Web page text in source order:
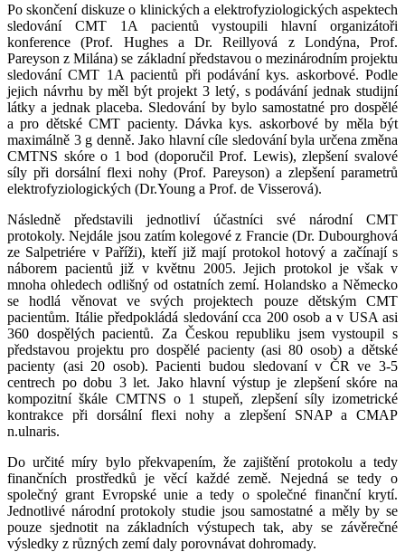
Po skončení diskuze o klinických a elektrofyziologických aspektech
sledování CMT 1A pacientů vystoupili hlavní organizátoři
konference (Prof. Hughes a Dr. Reillyová z Londýna, Prof.
Pareyson z Milána) se základní představou o mezinárodním projektu
sledování CMT 1A pacientů při podávání kys. askorbové. Podle
jejich návrhu by měl být projekt 3 letý, s podávání jednak studijní
látky a jednak placeba. Sledování by bylo samostatné pro dospělé
a pro dětské CMT pacienty. Dávka kys. askorbové by měla být
maximálně 3 g denně. Jako hlavní cíle sledování byla určena změna
CMTNS skóre o 1 bod (doporučil Prof. Lewis), zlepšení svalové
síly při dorsální flexi nohy (Prof. Pareyson) a zlepšení parametrů
elektrofyziologických (Dr.Young a Prof. de Visserová).
Následně představili jednotliví účastníci své národní CMT
protokoly. Nejdále jsou zatím kolegové z Francie (Dr. Dubourghová
ze Salpetriére v Paříži), kteří již mají protokol hotový a začínají s
náborem pacientů již v květnu 2005. Jejich protokol je však v
mnoha ohledech odlišný od ostatních zemí. Holandsko a Německo
se hodlá věnovat ve svých projektech pouze dětským CMT
pacientům. Itálie předpokládá sledování cca 200 osob a v USA asi
360 dospělých pacientů. Za Českou republiku jsem vystoupil s
představou projektu pro dospělé pacienty (asi 80 osob) a dětské
pacienty (asi 20 osob). Pacienti budou sledovaní v ČR ve 3-5
centrech po dobu 3 let. Jako hlavní výstup je zlepšení skóre na
kompozitní škále CMTNS o 1 stupeň, zlepšení síly izometrické
kontrakce při dorsální flexi nohy a zlepšení SNAP a CMAP
n.ulnaris.
Do určité míry bylo překvapením, že zajištění protokolu a tedy
finančních prostředků je věcí každé země. Nejedná se tedy o
společný grant Evropské unie a tedy o společné finanční krytí.
Jednotlivé národní protokoly studie jsou samostatné a měly by se
pouze sjednotit na základních výstupech tak, aby se závěrečné
výsledky z různých zemí daly porovnávat dohromady.